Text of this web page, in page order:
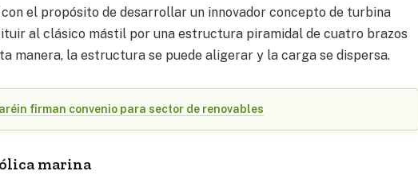
con el propósito de desarrollar un innovador concepto de turbina
al clásico mástil por una estructura piramidal de cuatro brazos
manera, la estructura se puede aligerar y la carga se dispersa.
firman convenio para sector de renovables
marina